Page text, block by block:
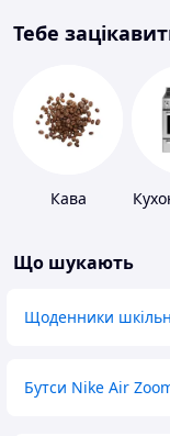
Тебе
Кава
Що шукають
Щоденники
Бутси Nike Air